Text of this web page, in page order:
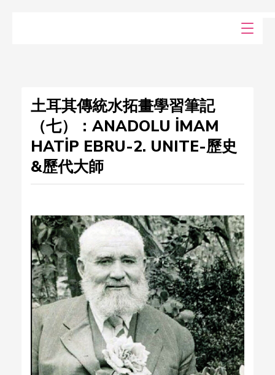
土耳其傳統水拓畫學習筆記
（七）：ANADOLU İMAM
HATİP EBRU-2. UNITE-歷史
&歷代大師